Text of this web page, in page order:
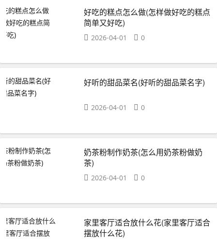
好吃的糕点怎么做(怎样做好吃的糕点
简单又好吃)
2026-04-01 0
好听的甜品菜名(好听的甜品菜名字)
2026-04-01 0
奶茶粉制作奶茶(怎么用奶茶粉做奶
茶)
2026-04-01 0
家里客厅适合放什么花(家里客厅适合
摆放什么花)